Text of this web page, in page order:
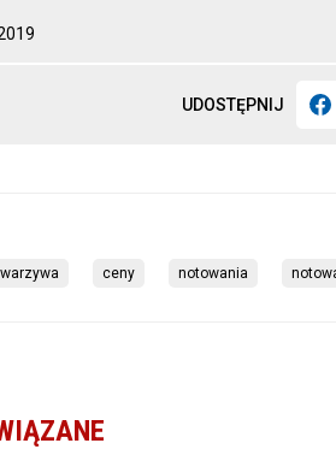
UDOSTĘPNIJ
warzywa ceny notowania